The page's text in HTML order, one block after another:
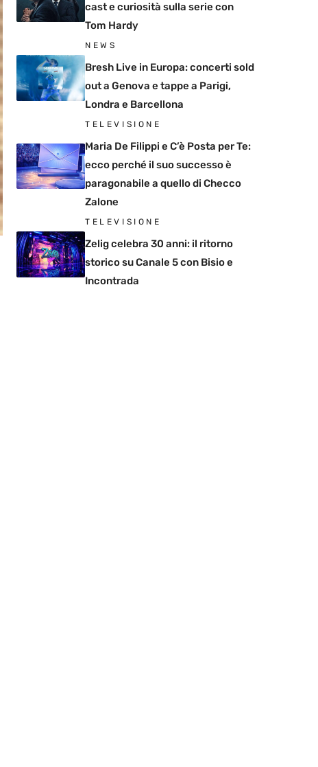
cast e curiosità sulla serie con
Tom Hardy
NEWS
Bresh Live in Europa: concerti sold
out a Genova e tappe a Parigi,
Londra e Barcellona
TELEVISIONE
Maria De Filippi e C’è Posta per Te:
ecco perché il suo successo è
paragonabile a quello di Checco
Zalone
TELEVISIONE
Zelig celebra 30 anni: il ritorno
storico su Canale 5 con Bisio e
Incontrada